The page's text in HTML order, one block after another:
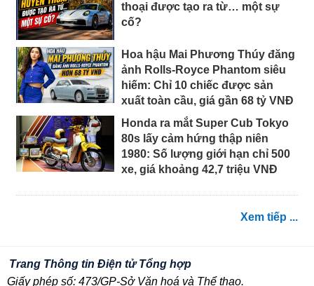
thoại được tạo ra từ… một sự
cố?
Hoa hậu Mai Phương Thúy đăng
ảnh Rolls-Royce Phantom siêu
hiếm: Chỉ 10 chiếc được sản
xuất toàn cầu, giá gần 68 tỷ VNĐ
Honda ra mắt Super Cub Tokyo
80s lấy cảm hứng thập niên
1980: Số lượng giới hạn chỉ 500
xe, giá khoảng 42,7 triệu VNĐ
Xem tiếp ...
Trang Thông tin Điện tử Tổng hợp
Giấy phép số: 473/GP-Sở Văn hoá và Thể thao.